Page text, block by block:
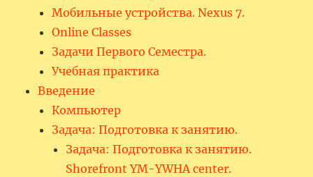
Мобильные устройства. Nexus 7.
Online Classes
Задачи Первого Семестра.
Учебная практика
Введение
Компьютер
Задача: Подготовка к занятию.
Задача: Подготовка к занятию.
Shorefront YM-YWHA center.